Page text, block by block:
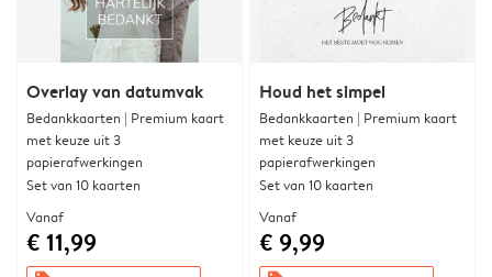
Overlay van datumvak
Bedankkaarten | Premium kaart
met keuze uit 3
papierafwerkingen
Set van 10 kaarten
Vanaf
€ 11,99
Houd het simpel
Bedankkaarten | Premium kaart
met keuze uit 3
papierafwerkingen
Set van 10 kaarten
Vanaf
€ 9,99